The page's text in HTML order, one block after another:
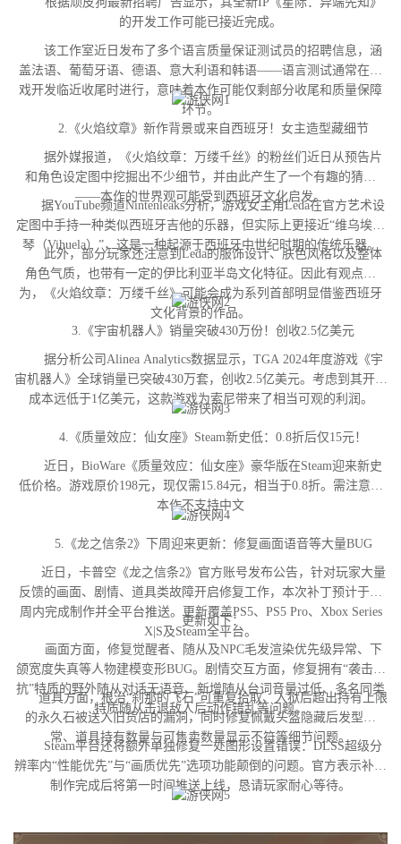
的开发工作可能已接近完成。
该工作室近日发布了多个语言质量保证测试员的招聘信息，涵
盖法语、葡萄牙语、德语、意大利语和韩语——语言测试通常在游
戏开发临近收尾时进行，意味着本作可能仅剩部分收尾和质量保障
环节。
2.《火焰纹章》新作背景或来自西班牙！女主造型藏细节
据外媒报道，《火焰纹章：万缕千丝》的粉丝们近日从预告片
和角色设定图中挖掘出不少细节，并由此产生了一个有趣的猜测
——本作的世界观可能受到西班牙文化启发。
据YouTube频道Nintenleaks分析，游戏女主角Leda在官方艺术设
定图中手持一种类似西班牙吉他的乐器，但实际上更接近“维乌埃拉
琴（Vihuela）”，这是一种起源于西班牙中世纪时期的传统乐器。
此外，部分玩家还注意到Leda的服饰设计、肤色风格以及整体
角色气质，也带有一定的伊比利亚半岛文化特征。因此有观点认
为，《火焰纹章：万缕千丝》可能会成为系列首部明显借鉴西班牙
文化背景的作品。
3.《宇宙机器人》销量突破430万份！创收2.5亿美元
据分析公司Alinea Analytics数据显示，TGA 2024年度游戏《宇
宙机器人》全球销量已突破430万套，创收2.5亿美元。考虑到其开发
成本远低于1亿美元，这款游戏为索尼带来了相当可观的利润。
4.《质量效应：仙女座》Steam新史低：0.8折后仅15元！
近日，BioWare《质量效应：仙女座》豪华版在Steam迎来新史
低价格。游戏原价198元，现仅需15.84元，相当于0.8折。需注意，
本作不支持中文
5.《龙之信条2》下周迎来更新：修复画面语音等大量BUG
近日，卡普空《龙之信条2》官方账号发布公告，针对玩家大量
反馈的画面、剧情、道具类故障开启修复工作，本次补丁预计于下
周内完成制作并全平台推送。更新覆盖PS5、PS5 Pro、Xbox Series
X|S及Steam全平台。
更新如下：
画面方面，修复觉醒者、随从及NPC毛发渲染优先级异常、下
颌宽度失真等人物建模变形BUG。剧情交互方面，修复拥有“袭击对
抗”特质的野外随从对话无语音、新增随从台词音量过低、多名同类
特质随从击退敌人后动作错乱等问题。
道具方面，根治“刹那的飞石”可重复拾取、入狱后超出持有上限
的永久石被送入旧货店的漏洞，同时修复佩戴头盔隐藏后发型异
常、道具持有数量与可售卖数量显示不符等细节问题。
Steam平台还将额外单独修复一处图形设置错误：DLSS超级分
辨率内“性能优先”与“画质优先”选项功能颠倒的问题。官方表示补丁
制作完成后将第一时间推送上线，恳请玩家耐心等待。